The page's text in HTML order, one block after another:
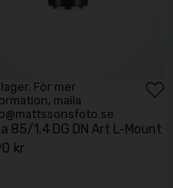
lager. För mer
maila
85/1.4 DG DN Art L-Mount
kr